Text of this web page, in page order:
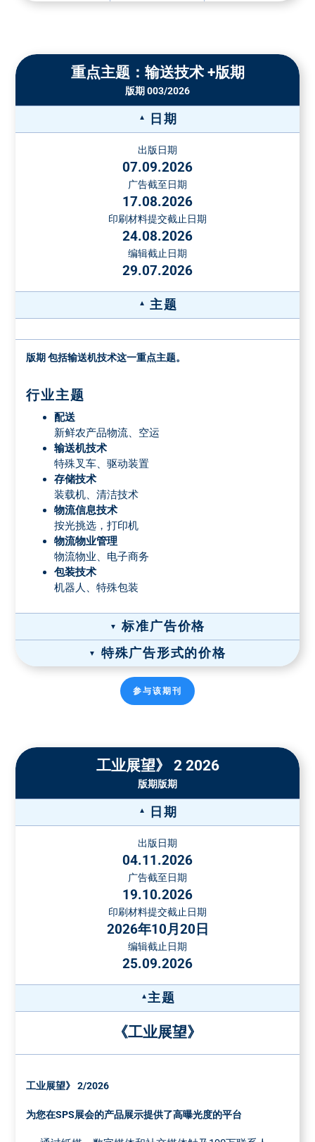
重点主题：输送技术 +版期
版期 003/2026
日期
出版日期
07.09.2026
广告截至日期
17.08.2026
印刷材料提交截止日期
24.08.2026
编辑截止日期
29.07.2026
主题
版期 包括输送机技术这一重点主题。
行业主题
配送
新鲜农产品物流、空运
输送机技术
特殊叉车、驱动装置
存储技术
装载机、清洁技术
物流信息技术
按光挑选，打印机
物流物业管理
物流物业、电子商务
包装技术
机器人、特殊包装
标准广告价格
广告价格 彩色
宽×高（毫米）
*
6490 €
小型页面 4990 € 136 x 190
1/2 页 4190 €
占据2个栏目宽
2890 €
2290 €
占据4个栏目宽
度，190 x 32
特殊广告形式的价格
1/2页 彩色
封面价格：6,815.00 欧元
装订插页-价格
最大135
5590 €
4 面
8290 €
10990 €
13690 €
在接受订单之前，必须提交一份样品。对于更高的纸张重量
和超过8面的装订插页的价格，请另咨询。
(不可折扣)
每千份的价格
390欧元
最大格式：200 x 290毫米。对于更高重量的或薄纸上的附加
页或高度3毫米以上的附加页，可根据需求提供价格。对于部
分附加页（最少3000份），每千份额外收费16.00欧元。
应要求提供特殊位置和其他特殊形式的
广告
特殊广告格式的送货地址
托运单附注托运单附注"MM LOGISTIK" and发行号
加纸张
参与该期刊
工业展望》 2 2026
版期版期
日期
出版日期
04.11.2026
广告截至日期
19.10.2026
印刷材料提交截止日期
2026年10月20日
编辑截止日期
25.09.2026
主题
《工业展望》
工业展望》 2/2026
为您在SPS展会的产品展示提供了高曝光度的平台